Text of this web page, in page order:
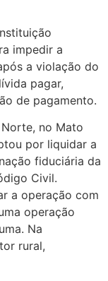
impedir a
a violação do
pagar,
de pagamento.
no Mato
por liquidar a
fiduciária da
Civil.
a operação com
operação
Na
rural,